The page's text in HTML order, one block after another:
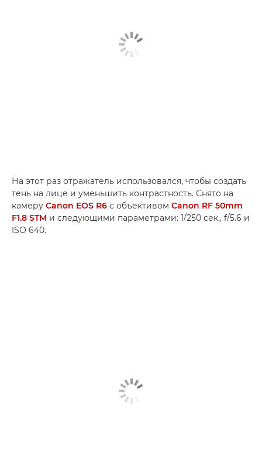
На этот раз отражатель использовался, чтобы создать
тень на лице и уменьшить контрастность. Снято на
камеру Canon EOS R6 с объективом Canon RF 50mm
F1.8 STM и следующими параметрами: 1/250 сек., f/5.6 и
ISO 640.